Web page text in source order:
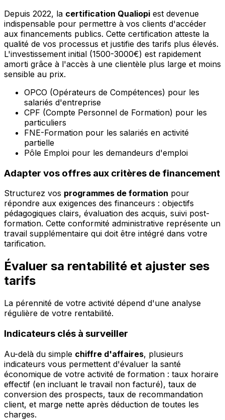
Depuis 2022, la certification Qualiopi est devenue
indispensable pour permettre à vos clients d'accéder
aux financements publics. Cette certification atteste la
qualité de vos processus et justifie des tarifs plus élevés.
L'investissement initial (1500-3000€) est rapidement
amorti grâce à l'accès à une clientèle plus large et moins
sensible au prix.
OPCO (Opérateurs de Compétences) pour les
salariés d'entreprise
CPF (Compte Personnel de Formation) pour les
particuliers
FNE-Formation pour les salariés en activité
partielle
Pôle Emploi pour les demandeurs d'emploi
Adapter vos offres aux critères de financement
Structurez vos programmes de formation pour
répondre aux exigences des financeurs : objectifs
pédagogiques clairs, évaluation des acquis, suivi post-
formation. Cette conformité administrative représente un
travail supplémentaire qui doit être intégré dans votre
tarification.
Évaluer sa rentabilité et ajuster ses
tarifs
La pérennité de votre activité dépend d'une analyse
régulière de votre rentabilité.
Indicateurs clés à surveiller
Au-delà du simple chiffre d'affaires, plusieurs
indicateurs vous permettent d'évaluer la santé
économique de votre activité de formation : taux horaire
effectif (en incluant le travail non facturé), taux de
conversion des prospects, taux de recommandation
client, et marge nette après déduction de toutes les
charges.